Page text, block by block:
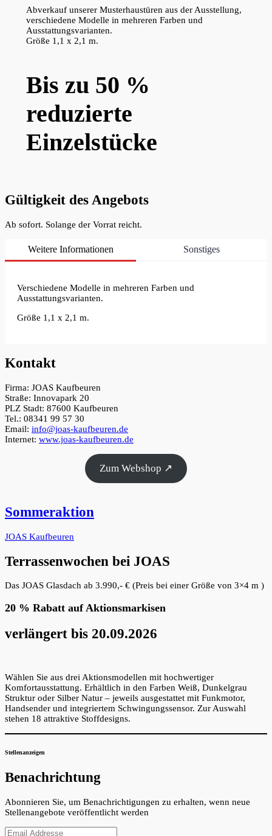
Abverkauf unserer Musterhaustüren aus der Ausstellung,
verschiedene Modelle in mehreren Farben und
Ausstattungsvarianten.
Größe 1,1 x 2,1 m.
Bis zu 50 %
reduzierte
Einzelstücke
Gültigkeit des Angebots
Ab sofort. Solange der Vorrat reicht.
Weitere Informationen Sonstiges
Verschiedene Modelle in mehreren Farben und
Ausstattungsvarianten.
Größe 1,1 x 2,1 m.
Kontakt
Firma: JOAS Kaufbeuren
Straße: Innovapark 20
PLZ Stadt: 87600 Kaufbeuren
Tel.: 08341 99 57 30
Email: info@joas-kaufbeuren.de
Internet: www.joas-kaufbeuren.de
Zum Webshop ↗
Sommeraktion
JOAS Kaufbeuren
Terrassenwochen bei JOAS
Das JOAS Glasdach ab 3.990,- € (Preis bei einer Größe von 3×4 m )
20 % Rabatt auf Aktionsmarkisen
verlängert bis 20.09.2026
Wählen Sie aus drei Aktionsmodellen mit hochwertiger
Komfortausstattung. Erhältlich in den Farben Weiß, Dunkelgrau
Struktur oder Silber Natur – jeweils ausgestattet mit Funkmotor,
Handsender und integriertem Schwingungssensor. Zur Auswahl
stehen 18 attraktive Stoffdesigns.
Stellenanzeigen
Benachrichtung
Abonnieren Sie, um Benachrichtigungen zu erhalten, wenn neue
Stellenangebote veröffentlicht werden